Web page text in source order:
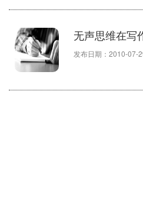
无声思维在写
发布日期：2010-07-